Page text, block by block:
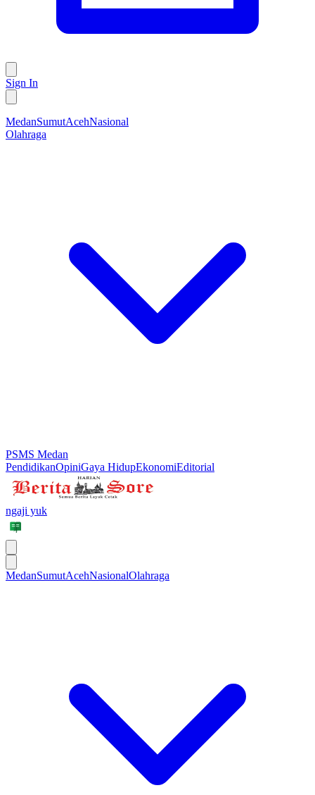
Sign In
MedanSumutAcehNasional
Olahraga
PSMS Medan
PendidikanOpiniGaya HidupEkonomiEditorial
ngaji yuk
MedanSumutAcehNasionalOlahraga